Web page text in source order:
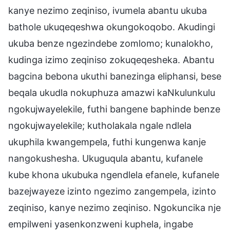
kanye nezimo zeqiniso, ivumela abantu ukuba
bathole ukuqeqeshwa okungokoqobo. Akudingi
ukuba benze ngezindebe zomlomo; kunalokho,
kudinga izimo zeqiniso zokuqeqesheka. Abantu
bagcina bebona ukuthi banezinga eliphansi, bese
beqala ukudla nokuphuza amazwi kaNkulunkulu
ngokujwayelekile, futhi bangene baphinde benze
ngokujwayelekile; kutholakala ngale ndlela
ukuphila kwangempela, futhi kungenwa kanje
nangokushesha. Ukuguqula abantu, kufanele
kube khona ukubuka ngendlela efanele, kufanele
bazejwayeze izinto ngezimo zangempela, izinto
zeqiniso, kanye nezimo zeqiniso. Ngokuncika nje
empilweni yasenkonzweni kuphela, ingabe